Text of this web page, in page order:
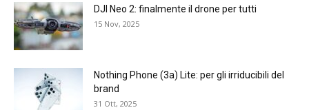
DJI Neo 2: finalmente il drone per tutti
15 Nov, 2025
Nothing Phone (3a) Lite: per gli irriducibili del
brand
31 Ott, 2025